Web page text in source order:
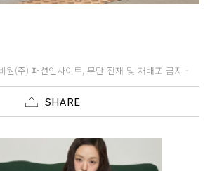
(주) 패션인사이트, 무단 전재 및 재배포 금지 -
SHARE